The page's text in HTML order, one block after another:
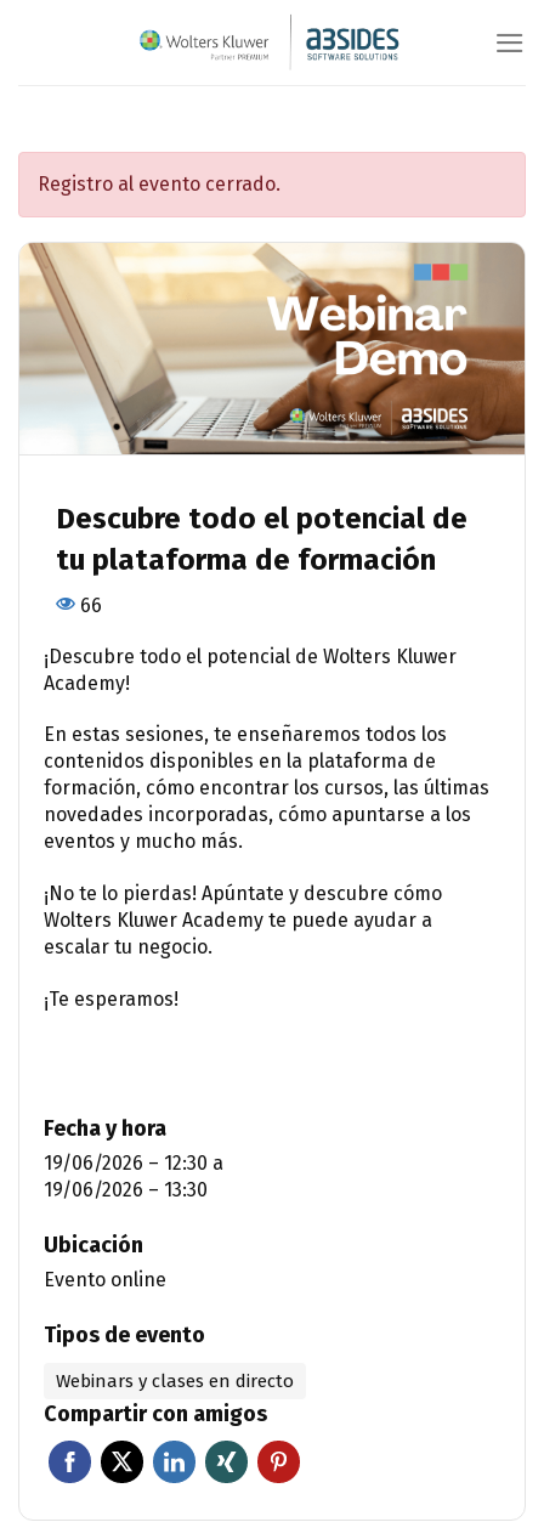
Registro al evento cerrado.
Descubre todo el potencial de
tu plataforma de formación
66
¡Descubre todo el potencial de Wolters Kluwer
Academy!
En estas sesiones, te enseñaremos todos los
contenidos disponibles en la plataforma de
formación, cómo encontrar los cursos, las últimas
novedades incorporadas, cómo apuntarse a los
eventos y mucho más.
¡No te lo pierdas! Apúntate y descubre cómo
Wolters Kluwer Academy te puede ayudar a
escalar tu negocio.
¡Te esperamos!
Fecha y hora
19/06/2026 – 12:30 a
19/06/2026 – 13:30
Ubicación
Evento online
Tipos de evento
Webinars y clases en directo
Compartir con amigos